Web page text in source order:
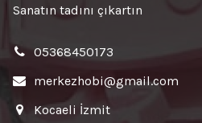
Sanatın tadını çıkartın
05368450173
merkezhobi@gmail.com
Kocaeli İzmit